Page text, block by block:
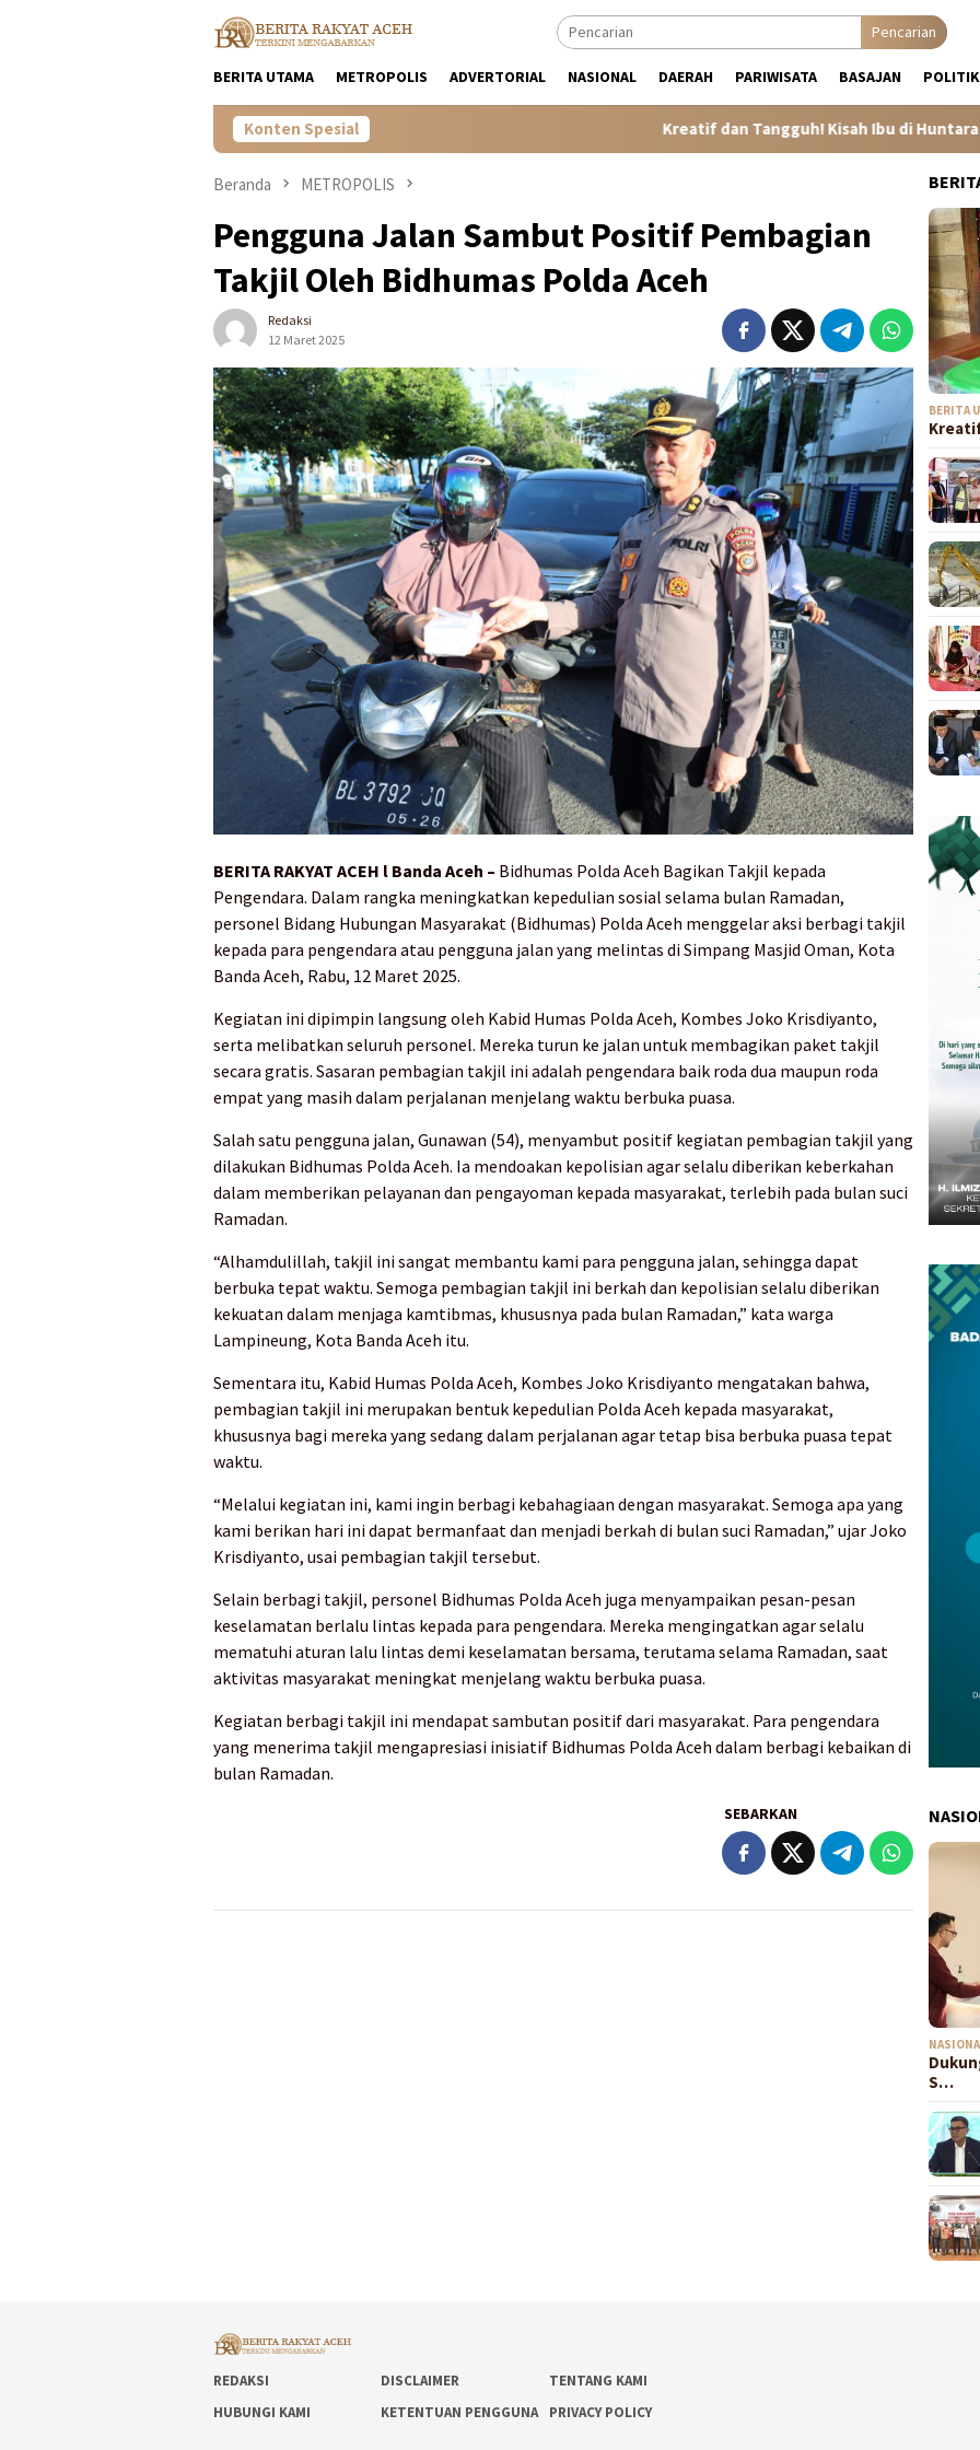
Pencarian
BERITA UTAMA METROPOLIS ADVERTORIAL NASIONAL DAERAH PARIWISATA BASAJAN POLITIK
Konten Spesial Kreatif dan Tangguh! Kisah Ibu di Huntara Tamiang
Beranda METROPOLIS
Pengguna Jalan Sambut Positif Pembagian
Takjil Oleh Bidhumas Polda Aceh
Redaksi
12 Maret 2025
BERITA RAKYAT ACEH l Banda Aceh – Bidhumas Polda Aceh Bagikan Takjil kepada
Pengendara. Dalam rangka meningkatkan kepedulian sosial selama bulan Ramadan,
personel Bidang Hubungan Masyarakat (Bidhumas) Polda Aceh menggelar aksi berbagi takjil
kepada para pengendara atau pengguna jalan yang melintas di Simpang Masjid Oman, Kota
Banda Aceh, Rabu, 12 Maret 2025.
Kegiatan ini dipimpin langsung oleh Kabid Humas Polda Aceh, Kombes Joko Krisdiyanto,
serta melibatkan seluruh personel. Mereka turun ke jalan untuk membagikan paket takjil
secara gratis. Sasaran pembagian takjil ini adalah pengendara baik roda dua maupun roda
empat yang masih dalam perjalanan menjelang waktu berbuka puasa.
Salah satu pengguna jalan, Gunawan (54), menyambut positif kegiatan pembagian takjil yang
dilakukan Bidhumas Polda Aceh. Ia mendoakan kepolisian agar selalu diberikan keberkahan
dalam memberikan pelayanan dan pengayoman kepada masyarakat, terlebih pada bulan suci
Ramadan.
“Alhamdulillah, takjil ini sangat membantu kami para pengguna jalan, sehingga dapat
berbuka tepat waktu. Semoga pembagian takjil ini berkah dan kepolisian selalu diberikan
kekuatan dalam menjaga kamtibmas, khususnya pada bulan Ramadan,” kata warga
Lampineung, Kota Banda Aceh itu.
Sementara itu, Kabid Humas Polda Aceh, Kombes Joko Krisdiyanto mengatakan bahwa,
pembagian takjil ini merupakan bentuk kepedulian Polda Aceh kepada masyarakat,
khususnya bagi mereka yang sedang dalam perjalanan agar tetap bisa berbuka puasa tepat
waktu.
“Melalui kegiatan ini, kami ingin berbagi kebahagiaan dengan masyarakat. Semoga apa yang
kami berikan hari ini dapat bermanfaat dan menjadi berkah di bulan suci Ramadan,” ujar Joko
Krisdiyanto, usai pembagian takjil tersebut.
Selain berbagi takjil, personel Bidhumas Polda Aceh juga menyampaikan pesan-pesan
keselamatan berlalu lintas kepada para pengendara. Mereka mengingatkan agar selalu
mematuhi aturan lalu lintas demi keselamatan bersama, terutama selama Ramadan, saat
aktivitas masyarakat meningkat menjelang waktu berbuka puasa.
Kegiatan berbagi takjil ini mendapat sambutan positif dari masyarakat. Para pengendara
yang menerima takjil mengapresiasi inisiatif Bidhumas Polda Aceh dalam berbagi kebaikan di
bulan Ramadan.
SEBARKAN
BERITA
S…
REDAKSI DISCLAIMER
TENTANG KAMI
HUBUNGI KAMI
KETENTUAN PENGGUNA PRIVACY POLICY